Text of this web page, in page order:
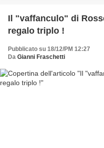
Il "vaffanculo" di
regalo triplo !
Pubblicato su 18/12/PM 12:27
Da Gianni Fraschetti